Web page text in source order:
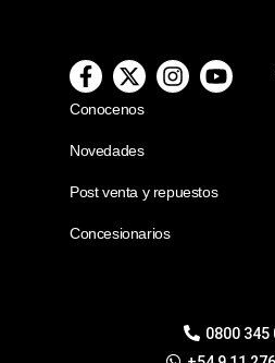
Conocenos
Novedades
Post venta y repuestos
Concesionarios
0800 345